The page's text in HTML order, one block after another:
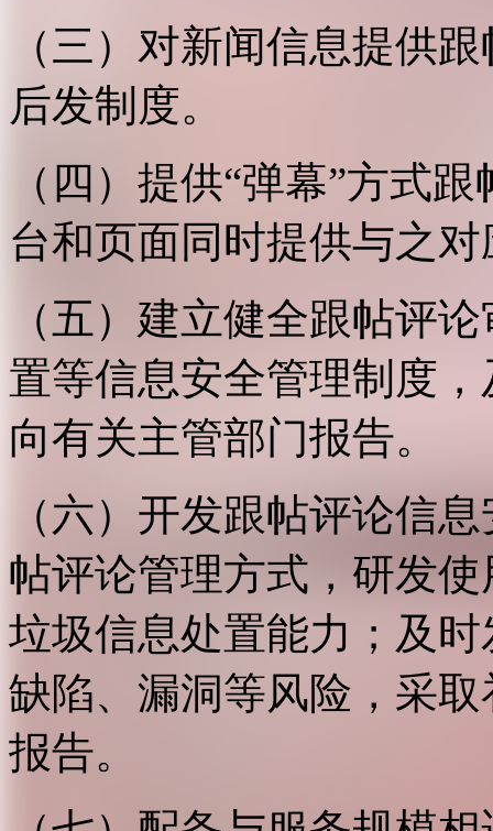
（三）对新闻信息提供
后发制度。
（四）提供“弹幕”方式
台和页面同时提供与之
（五）建立健全跟帖评
置等信息安全管理制度
向有关主管部门报告。
（六）开发跟帖评论信
帖评论管理方式，研发
垃圾信息处置能力；及
缺陷、漏洞等风险，采
报告。